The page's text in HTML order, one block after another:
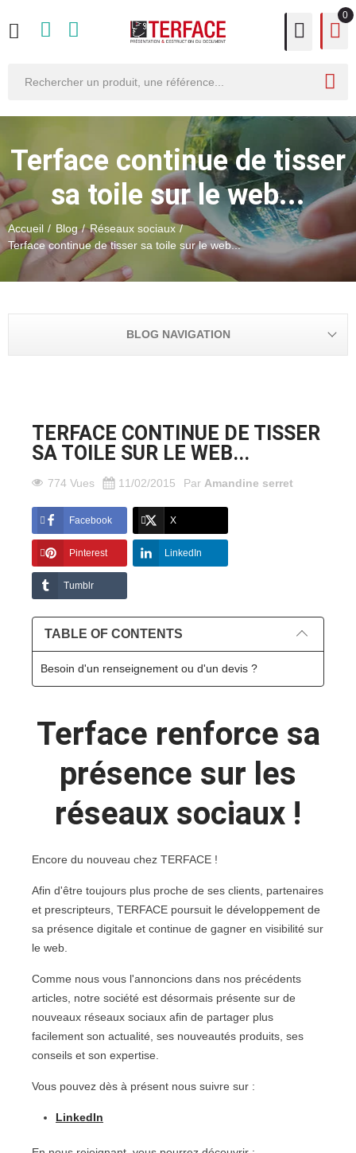
0
Terface continue de tisser
sa toile sur le web...
Accueil Blog
Réseaux sociaux
Terface continue de tisser sa toile sur le web...
BLOG NAVIGATION
TERFACE CONTINUE DE TISSER
SA TOILE SUR LE WEB...
774 Vues 11/02/2015 Par Amandine serret
Facebook X
Pinterest LinkedIn
Tumblr
TABLE OF CONTENTS
Besoin d'un renseignement ou d'un devis ?
Terface renforce sa
présence sur les
réseaux sociaux !
Encore du nouveau chez TERFACE !
Afin d'être toujours plus proche de ses clients, partenaires
et prescripteurs, TERFACE poursuit le développement de
sa présence digitale et continue de gagner en visibilité sur
le web.
Comme nous vous l'annoncions dans nos précédents
articles, notre société est désormais présente sur de
nouveaux réseaux sociaux afin de partager plus
facilement son actualité, ses nouveautés produits, ses
conseils et son expertise.
Vous pouvez dès à présent nous suivre sur :
LinkedIn